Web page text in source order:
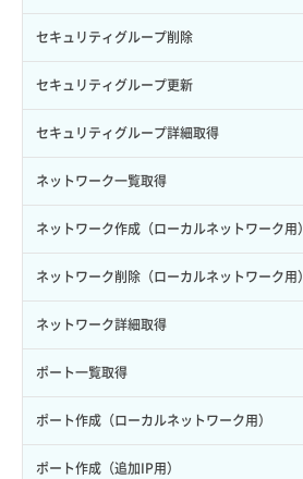
ボリューム削除
ボリューム更新
ボリューム詳細一覧取得
ボリューム詳細取得
自動バックアップ有効化
自動バックアップ無効化
サーバープラン一覧取得
サーバープラン変更
サーバープラン詳細一覧取得
サーバープラン詳細取得
サーバーメタデータ取得
サーバーメタデータ更新（ネームタグ変更）
サーバー一覧取得
サーバー作成
サーバー再構築（OS再インストール）
サーバー利用状況グラフ（CPU）
セキュリティグループ削除
セキュリティグループ更新
セキュリティグループ詳細取得
ネットワーク一覧取得
ネットワーク作成（ローカルネットワーク用）
ネットワーク削除（ローカルネットワーク用）
ネットワーク詳細取得
ポート一覧取得
ポート作成（ローカルネットワーク用）
ポート作成（追加IP用）